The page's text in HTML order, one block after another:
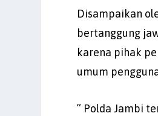
Disampaikan
bertanggung
karena pihak
umum
” Polda Jambi